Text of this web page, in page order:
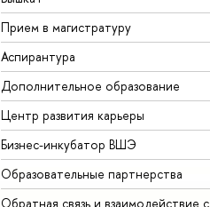
Прием в магистратуру
Аспирантура
Дополнительное образование
Центр развития карьеры
Бизнес-инкубатор ВШЭ
Образовательные партнерства
Обратная связь и взаимодействие с